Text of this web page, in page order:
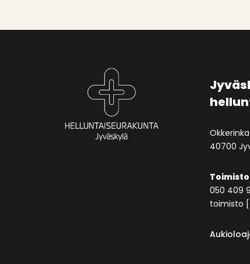
40700
050 409
toimisto